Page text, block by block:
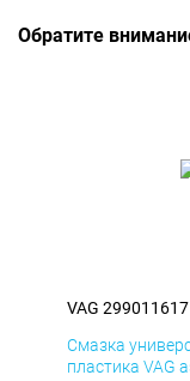
Обратите
VAG 299011617
Смазка
пластика VAG